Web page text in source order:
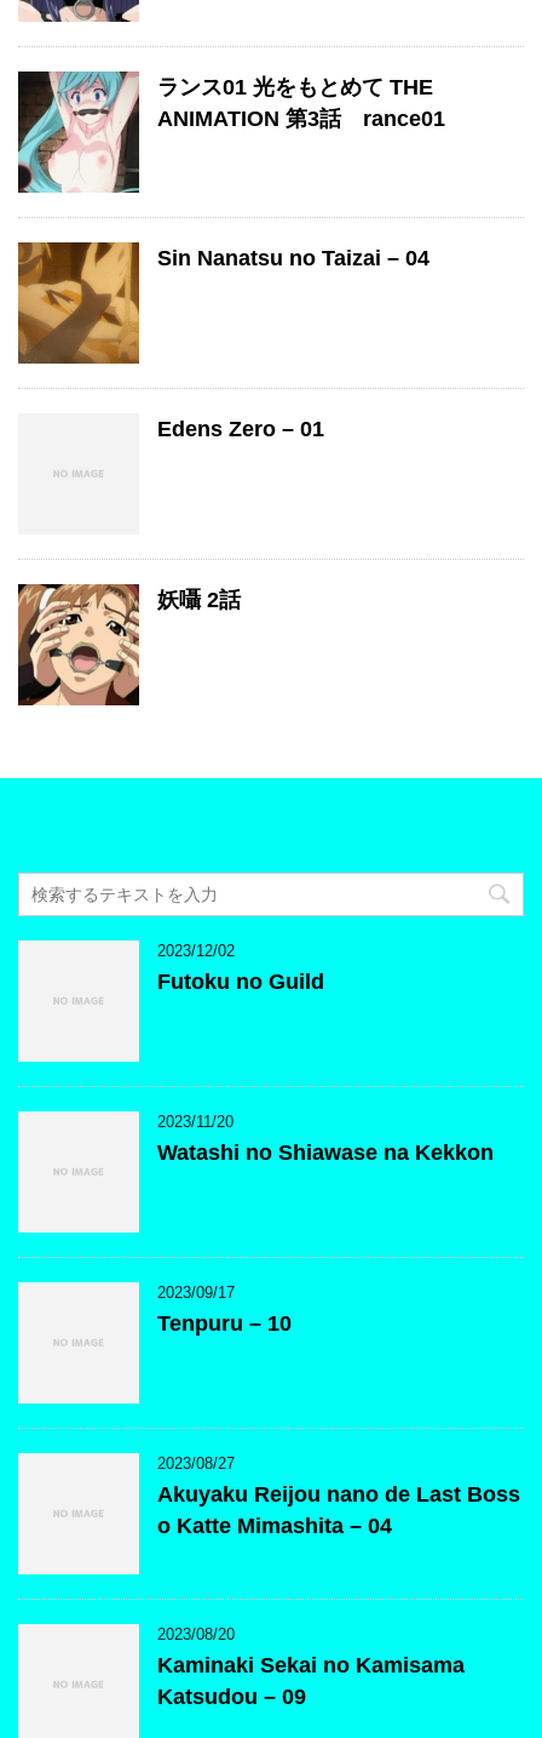
ランス01 光をもとめて THE
ANIMATION 第3話 rance01
Sin Nanatsu no Taizai – 04
Edens Zero – 01
妖囁 2話
2023/12/02
Futoku no Guild
2023/11/20
Watashi no Shiawase na Kekkon
2023/09/17
Tenpuru – 10
2023/08/27
Akuyaku Reijou nano de Last Boss
o Katte Mimashita – 04
2023/08/20
Kaminaki Sekai no Kamisama
Katsudou – 09